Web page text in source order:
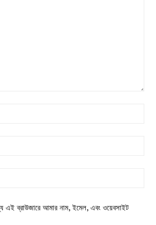
এই ব্রাউজারে আমার নাম, ইমেল, এবং ওয়েবসাইট